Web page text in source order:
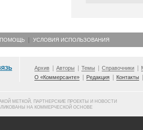
ПОМОЩЬ УСЛОВИЯ ИСПОЛЬЗОВАНИЯ
Архив Авторы Темы Справочники
О «Коммерсанте»
Редакция Контакты
МЕТКОЙ, ПАРТНЕРСКИЕ ПРОЕКТЫ И НОВОСТИ
НА КОММЕРЧЕСКОЙ ОСНОВЕ